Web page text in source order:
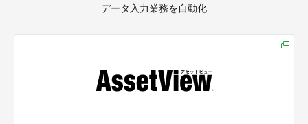
データ入力業務を自動化